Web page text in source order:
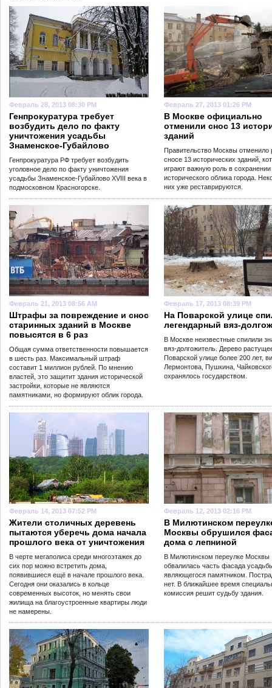
Февраль 28, 2013 08:30 PM
Генпрокуратура требует
возбудить дело по факту
уничтожения усадьбы
Знаменское-Губайлово
Генпрокуратура РФ требует возбудить
уголовное дело по факту уничтожения
усадьбы Знаменское-Губайлово XVIII века в
подмосковном Красногорске.
Февраль 27, 2013 01:26 PM
В Москве официально
отменили снос 13
зданий
Правительство Москвы отменило
сносе 13 исторических зданий,
играют важную роль в сохранении
исторического облика города.
них уже реставрируются.
Февраль 21, 2013 08:56 AM
Штрафы за повреждение и снос
старинных зданий в Москве
повысятся в 6 раз
Общая сумма ответственности повышается
в шесть раз. Максимальный штраф
составит 1 миллион рублей. По мнению
властей, это защитит здания исторической
застройки, которые не являются
памятниками, но формируют облик города.
Февраль 17, 2013 08:39 PM
На Поварской улице
легендарный вяз-
В Москве неизвестные спилили
вяз-долгожитель. Дерево
Поварской улице более 200 лет,
Лермонтова, Пушкина,
охранялось государством.
Февраль 14, 2013 07:52 PM
Жители столичных деревень
пытаются уберечь дома начала
прошлого века от уничтожения
В черте мегаполиса среди многоэтажек до
сих пор можно встретить дома,
появившиеся ещё в начале прошлого века.
Сегодня они оказались в кольце
современных высоток, но менять свои
жилища на благоустроенные квартиры люди
не намерены.
Февраль 12, 2013 02:16 PM
В Милютинском
Москвы обрушился
дома с лепниной
В Милютинском переулке Москвы
обвалилась часть фасада
являющегося памятником.
нет. В ближайшее время
комиссия решит судьбу здания.